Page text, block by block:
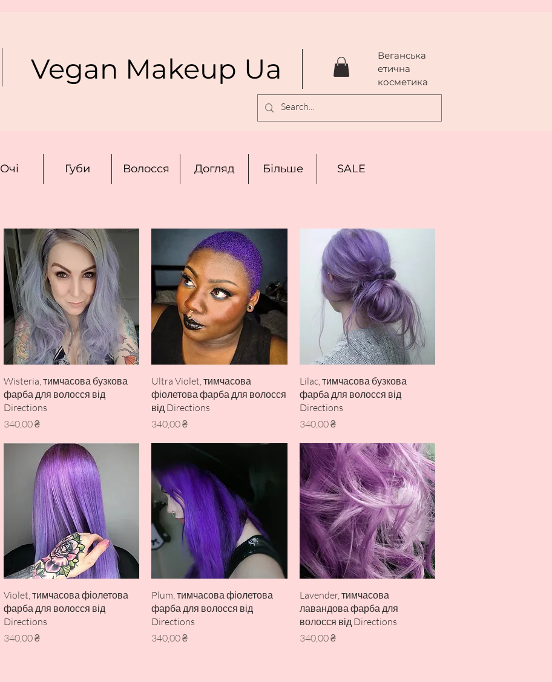
Vegan Makeup Ua
Веганська
етична
косметика
Очі Губи Волосся Догляд Більше SALE
Швидкий перегляд
Wisteria, тимчасова бузкова
фарба для волосся від
Directions
Ціна
340,00 ₴
Швидкий перегляд
Ultra Violet, тимчасова
фіолетова фарба для волосся
від Directions
Ціна
340,00 ₴
Швидкий перегляд
Lilac, тимчасова бузкова
фарба для волосся від
Directions
Ціна
340,00 ₴
Швидкий перегляд
Violet, тимчасова фіолетова
фарба для волосся від
Directions
Ціна
340,00 ₴
Швидкий перегляд
Plum, тимчасова фіолетова
фарба для волосся від
Directions
Ціна
340,00 ₴
Швидкий перегляд
Lavender, тимчасова
лавандова фарба для
волосся від Directions
Ціна
340,00 ₴